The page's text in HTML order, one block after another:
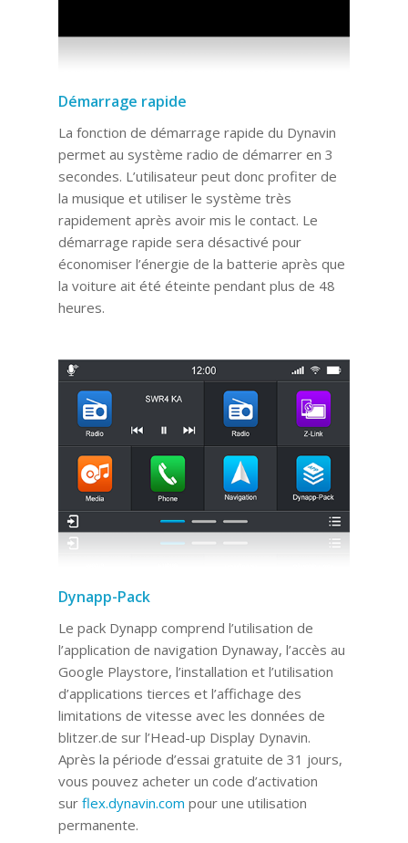
Démarrage rapide
La fonction de démarrage rapide du Dynavin
permet au système radio de démarrer en 3
secondes. L’utilisateur peut donc profiter de
la musique et utiliser le système très
rapidement après avoir mis le contact. Le
démarrage rapide sera désactivé pour
économiser l’énergie de la batterie après que
la voiture ait été éteinte pendant plus de 48
heures.
Dynapp-Pack
Le pack Dynapp comprend l’utilisation de
l’application de navigation Dynaway, l’accès au
Google Playstore, l’installation et l’utilisation
d’applications tierces et l’affichage des
limitations de vitesse avec les données de
blitzer.de sur l’Head-up Display Dynavin.
Après la période d’essai gratuite de 31 jours,
vous pouvez acheter un code d’activation
sur flex.dynavin.com pour une utilisation
permanente.